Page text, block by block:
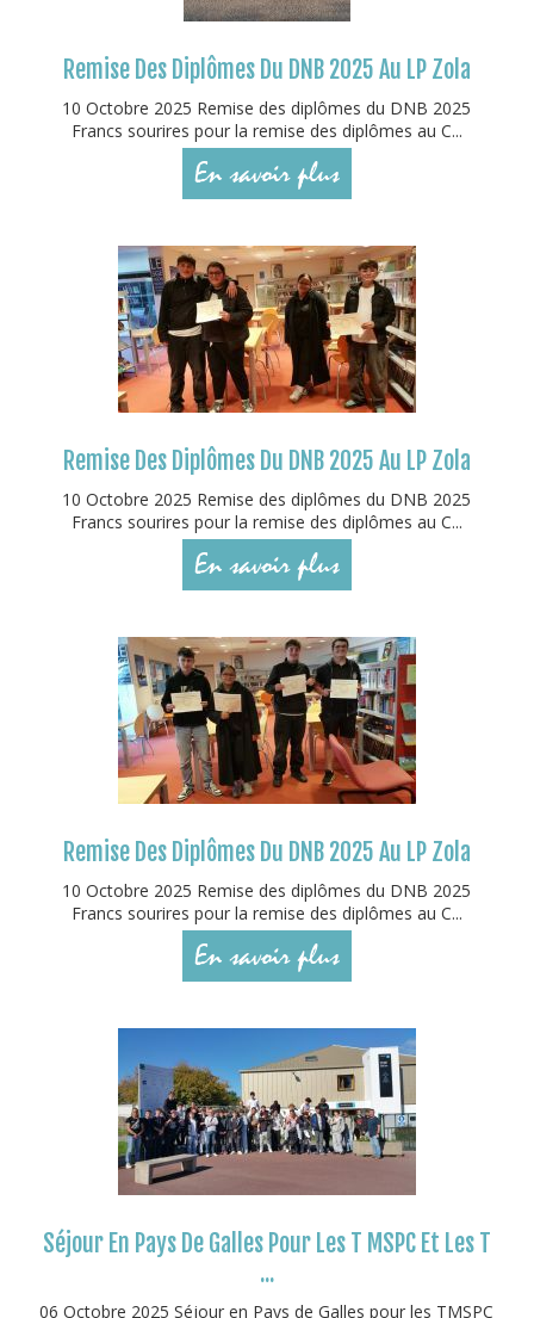
Remise Des Diplômes Du DNB 2025 Au LP Zola
10 Octobre 2025 Remise des diplômes du DNB 2025
Francs sourires pour la remise des diplômes au C...
En savoir plus
Remise Des Diplômes Du DNB 2025 Au LP Zola
10 Octobre 2025 Remise des diplômes du DNB 2025
Francs sourires pour la remise des diplômes au C...
En savoir plus
Remise Des Diplômes Du DNB 2025 Au LP Zola
10 Octobre 2025 Remise des diplômes du DNB 2025
Francs sourires pour la remise des diplômes au C...
En savoir plus
Séjour En Pays De Galles Pour Les T MSPC Et Les T
...
06 Octobre 2025 Séjour en Pays de Galles pour les TMSPC